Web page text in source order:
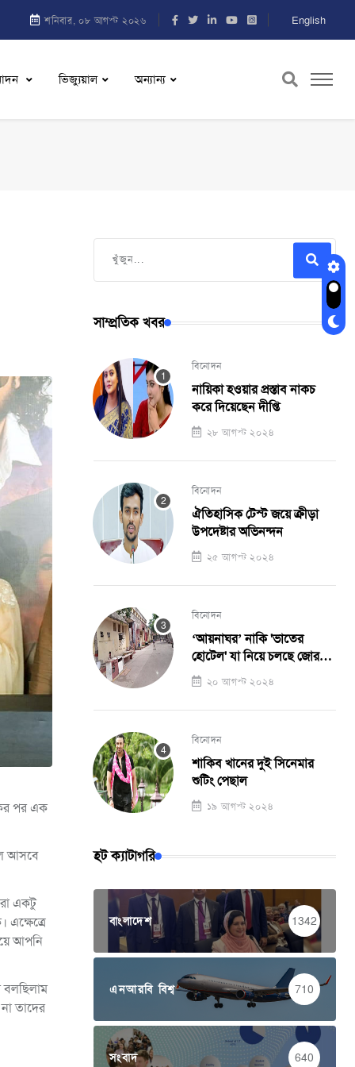
শনিবার, ০৮ আগস্ট ২০২৬ English
ভিজ্যুয়াল অন্যান্য
পর এক
আসবে
একটু
আপনি
বলছিলাম
তাদের
সাম্প্রতিক খবর
বিনোদন
নায়িকা হওয়ার প্রস্তাব নাকচ
করে দিয়েছেন দীপ্তি
২৮ আগস্ট ২০২৪
বিনোদন
ঐতিহাসিক টেস্ট জয়ে ক্রীড়া
উপদেষ্টার অভিনন্দন
২৫ আগস্ট ২০২৪
বিনোদন
‘আয়নাঘর’ নাকি 'ভাতের
হোটেল' যা নিয়ে চলছে জোর
আলোচনা !
২০ আগস্ট ২০২৪
বিনোদন
শাকিব খানের দুই সিনেমার
শুটিং পেছাল
১৯ আগস্ট ২০২৪
হট ক্যাটাগরি
বাংলাদেশ 1342
এনআরবি বিশ্ব 710
সংবাদ 640